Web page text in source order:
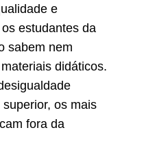
e
estudantes da
sabem nem
didáticos.
os mais
fora da